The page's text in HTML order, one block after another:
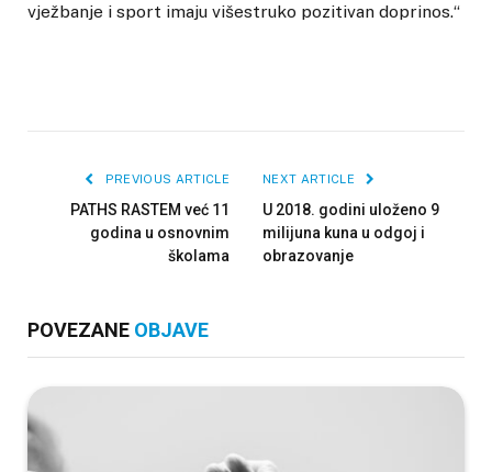
vježbanje i sport imaju višestruko pozitivan doprinos.“
PREVIOUS ARTICLE
PATHS RASTEM već 11
godina u osnovnim
školama
NEXT ARTICLE
U 2018. godini uloženo 9
milijuna kuna u odgoj i
obrazovanje
POVEZANE OBJAVE